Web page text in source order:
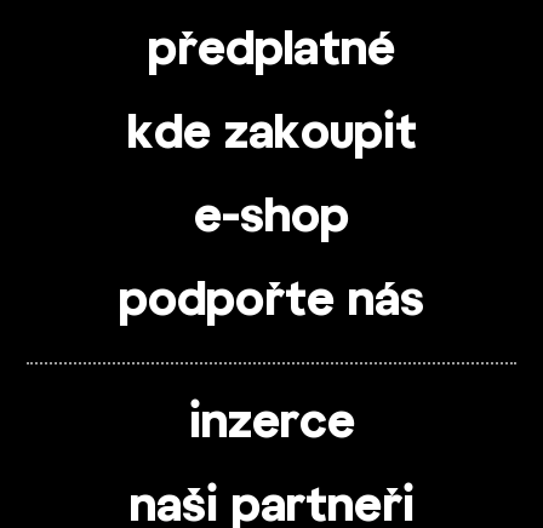
předplatné
kde zakoupit
e-shop
podpořte nás
inzerce
naši partneři